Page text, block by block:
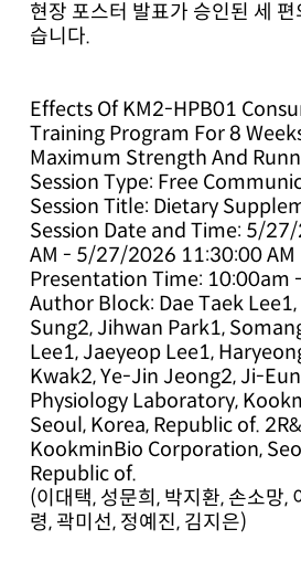
현장 포스터 발표가 승인된 세
습니다.
Effects Of KM2-HPB01
Training Program For 8
Maximum Strength And
Session Type: Free
Session Title: Dietary
Session Date and Time: 5/
AM - 5/27/2026 11:30:00 AM
Presentation Time: 10:00am
Author Block: Dae Taek
Sung2, Jihwan Park1,
Lee1, Jaeyeop Lee1,
Kwak2, Ye-Jin Jeong2, Ji-
Physiology Laboratory,
Seoul, Korea, Republic of.
KookminBio Corporation,
Republic of.
(이대택, 성문희, 박지환, 손소망,
령, 곽미선, 정예진, 김지은)